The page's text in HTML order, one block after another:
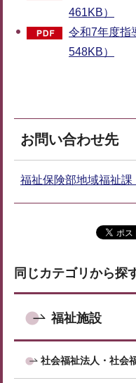
461KB）
令和7年度指
548KB）
お問い合わせ先
福祉保険部地域福祉
同じカテゴリから探
福祉施設
社会福祉法人・社会